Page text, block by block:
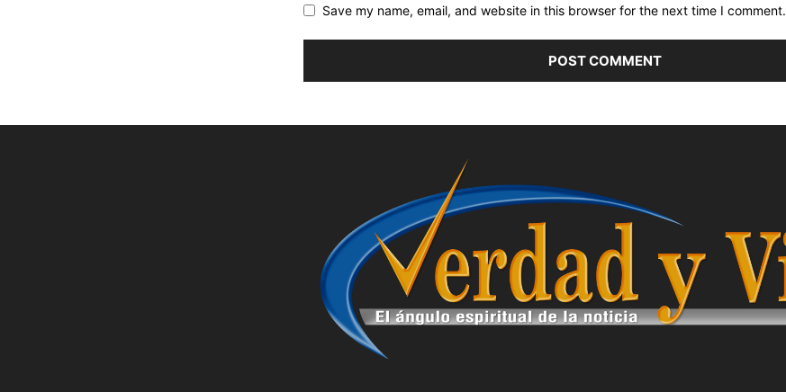
Save my name, email, and website in this browser for the next time I comment.